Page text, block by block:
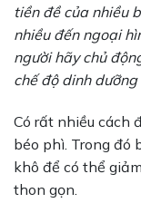
tiền đề của nhiều
nhiều đến ngoại
người hãy chủ
chế độ dinh
Có rất nhiều cách
béo phì. Trong đó
khô để có thể
thon gọn.